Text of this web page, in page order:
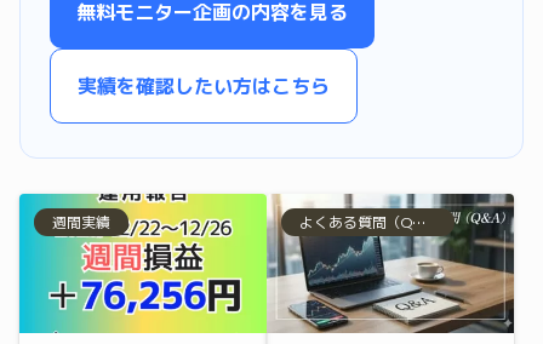
無料モニター企画の内容を見る
実績を確認したい方はこちら
週間実績 よくある質問（Q&A）